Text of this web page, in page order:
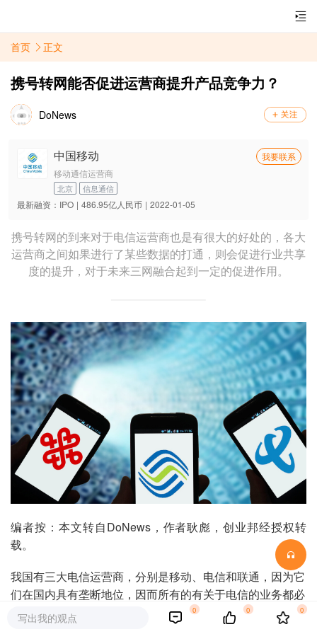
首页 正文
携号转网能否促进运营商提升产品竞争力？
DoNews
中国移动
我要联系
移动通信运营商
北京 信息通信
最新融资： IPO | 486.95亿人民币 | 2022-01-05
携号转网的到来对于电信运营商也是有很大的好处的，各大
运营商之间如果进行了某些数据的打通，则会促进行业共享
度的提升，对于未来三网融合起到一定的促进作用。
编者按：本文转自DoNews，作者耿彪，创业邦经授权转
载。
我国有三大电信运营商，分别是移动、电信和联通，因为它
们在国内具有垄断地位，因而所有的有关于电信的业务都必
须经过这几个电信运营商来进行操作，比如说我们的手机上
网、光纤宽带等服务，都需要电信运营商提供基础的接入服
写出我的观点
0 0 0